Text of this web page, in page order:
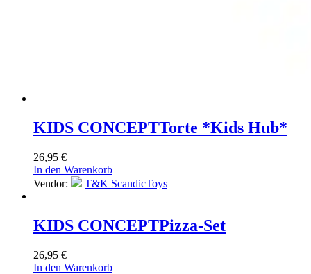
KIDS CONCEPTTorte *Kids Hub*
26,95 €
In den Warenkorb
Vendor:
T&K ScandicToys
KIDS CONCEPTPizza-Set
26,95 €
In den Warenkorb